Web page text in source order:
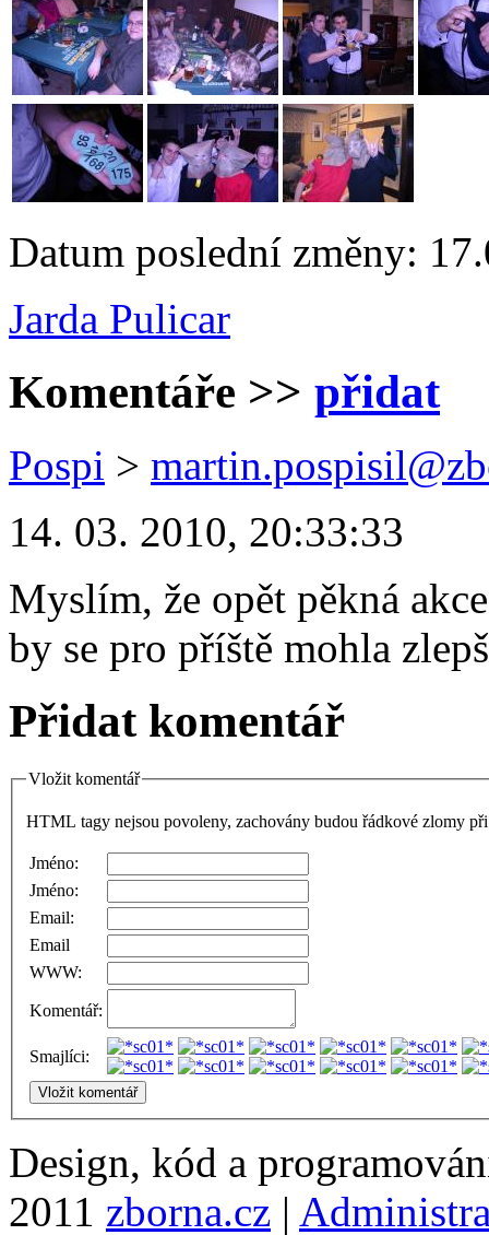
Datum poslední změny:
Jarda Pulicar
Komentáře >> přidat
Pospi >
14. 03. 2010, 20:33:33
Myslím, že opět pěkná
by se pro příště mohla
Přidat komentář
Vložit komentář
HTML tagy nejsou povoleny, zachovány budou řádkové zlomy
Jméno:
Jméno:
Email:
Email
WWW:
Komentář:
Smajlíci:
Design, kód a
2011 zborna.cz |